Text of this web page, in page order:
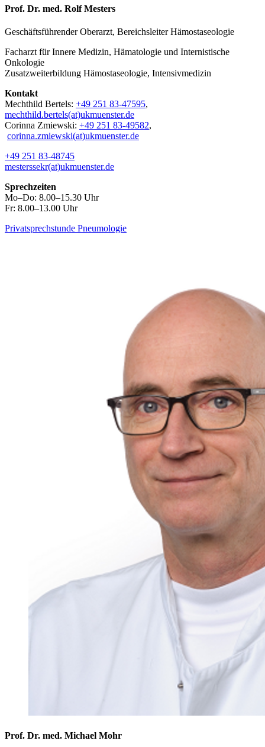
Prof. Dr. med. Rolf Mesters
Geschäftsführender Oberarzt, Bereichsleiter Hämostaseologie
Facharzt für Innere Medizin, Hämatologie und Internistische
Onkologie
Zusatzweiterbildung Hämostaseologie, Intensivmedizin
Kontakt
Mechthild Bertels: +49 251 83-47595,
mechthild.bertels(at)ukmuenster.de
Corinna Zmiewski: +49 251 83-49582,
corinna.zmiewski(at)ukmuenster.de
+49 251 83-48745
mesterssekr(at)ukmuenster.de
Sprechzeiten
Mo–Do: 8.00–15.30 Uhr
Fr: 8.00–13.00 Uhr
Privatsprechstunde Pneumologie
Prof. Dr. med. Michael Mohr